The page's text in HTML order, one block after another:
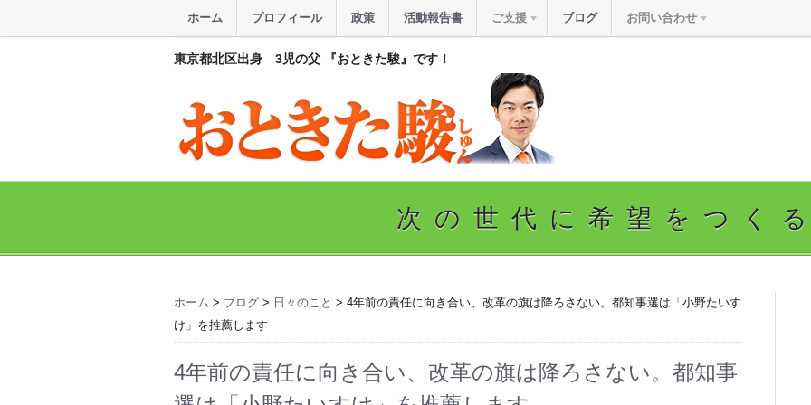
東京都北区出身 3児の父 『おときた駿』です！
ホーム プロフィール 政策 活動報告書 ご支援 ブログ お問い合わせ
次の世代に希望をつく
ホーム > ブログ > 日々のこと > 4年前の責任に向き合い、改革の旗は降ろさない。都知事選は「小野たいす
け」を推薦します
4年前の責任に向き合い、改革の旗は降ろさない。都知事